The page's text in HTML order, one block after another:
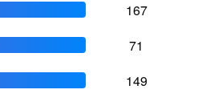
167
71
149